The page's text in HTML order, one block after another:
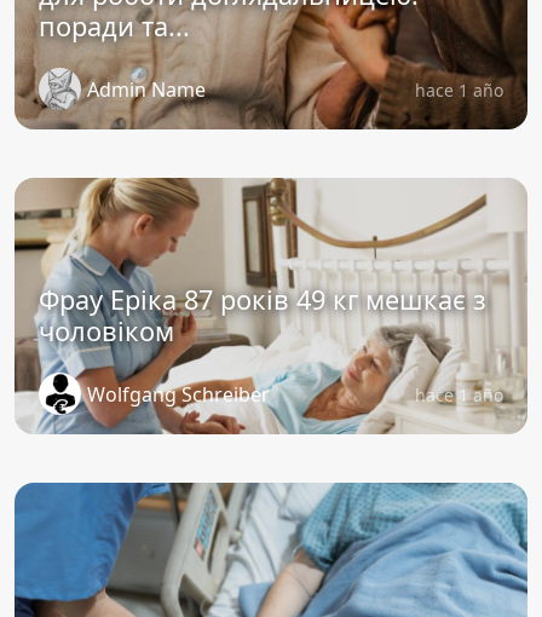
поради та...
Admin Name hace 1 año
Фрау Еріка 87 років 49 кг мешкає з
чоловіком
Wolfgang Schreiber hace 1 año